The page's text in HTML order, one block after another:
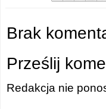
Brak
Prześlij
Redakcja nie